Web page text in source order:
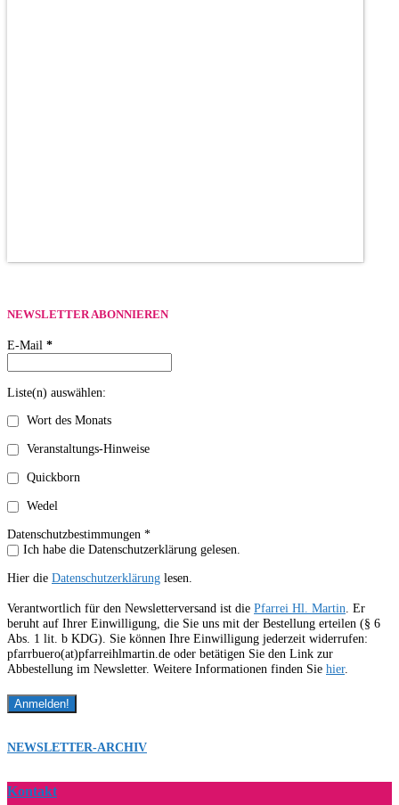
NEWSLETTER ABONNIEREN
E-Mail *
Liste(n) auswählen:
Wort des Monats
Veranstaltungs-Hinweise
Quickborn
Wedel
Datenschutzbestimmungen *
Ich habe die Datenschutzerklärung gelesen.
Hier die Datenschutzerklärung lesen.
Verantwortlich für den Newsletterversand ist die Pfarrei Hl. Martin. Er
beruht auf Ihrer Einwilligung, die Sie uns mit der Bestellung erteilen (§ 6
Abs. 1 lit. b KDG). Sie können Ihre Einwilligung jederzeit widerrufen:
pfarrbuero(at)pfarreihlmartin.de oder betätigen Sie den Link zur
Abbestellung im Newsletter. Weitere Informationen finden Sie hier.
NEWSLETTER-ARCHIV
Kontakt